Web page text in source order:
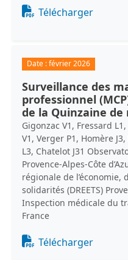
Document
Télécharger
Date :février 2026
Surveillance des
professionnel
de la Quinzaine de
Gigonzac V1, Fressard
V1, Verger P1, Homère
L3, Chatelot J31
Provence-Alpes-Côte
régionale de l’économie,
solidarités (DREETS)
Inspection médicale du
France
Document
Télécharger